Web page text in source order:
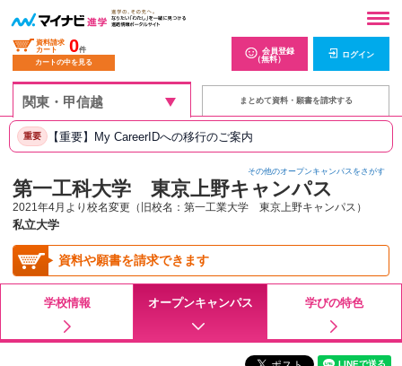
資料請求
カート
0件
カートの中を見る
会員登録
（無料）
ログイン
まとめて資料・願書を請求する
重要 【重要】My CareerIDへの移行のご案内
その他のオープンキャンパスをさがす
第一工科大学 東京上野キャンパス
2021年4月より校名変更（旧校名：第一工業大学 東京上野キャンパス）
私立大学
資料や願書を請求できます
学校情報 オープンキャンパス 学びの特色